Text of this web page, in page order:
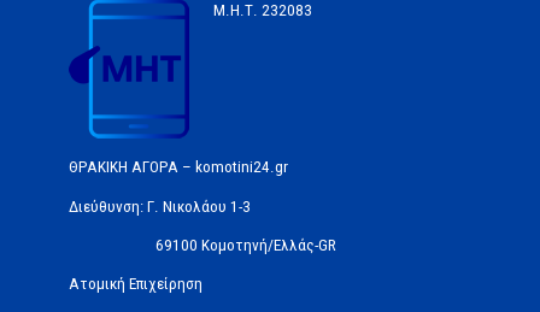
Μ.Η.Τ. 232083
ΘΡΑΚΙΚΗ ΑΓΟΡΑ – komotini24.gr
Διεύθυνση: Γ. Νικολάου 1-3
69100 Κομοτηνή/Ελλάς-GR
Ατομική Επιχείρηση